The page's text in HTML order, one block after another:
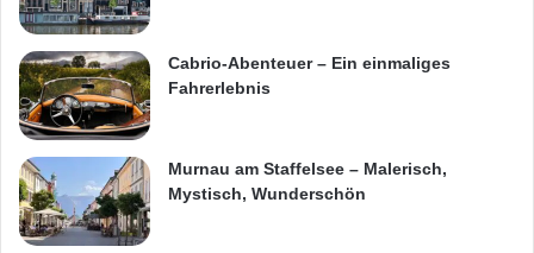
Cabrio-Abenteuer – Ein einmaliges
Fahrerlebnis
Murnau am Staffelsee – Malerisch,
Mystisch, Wunderschön